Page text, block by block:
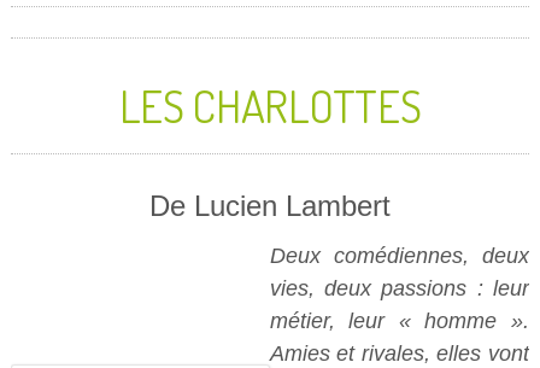
LES CHARLOTTES
De Lucien Lambert
Deux comédiennes, deux
vies, deux passions : leur
métier, leur « homme ».
Amies et rivales, elles vont